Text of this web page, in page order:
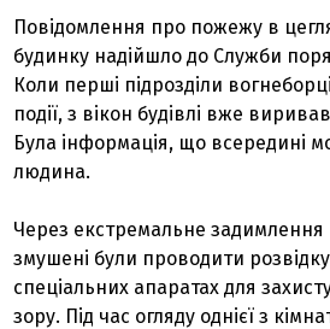
Повідомлення про пожежу в
будинку надійшло до Служби
Коли перші підрозділи
події, з вікон будівлі вже
Була інформація, що всередині
людина.
Через екстремальне
змушені були проводити розвідку
спеціальних апаратах для
зору. Під час огляду однієї з